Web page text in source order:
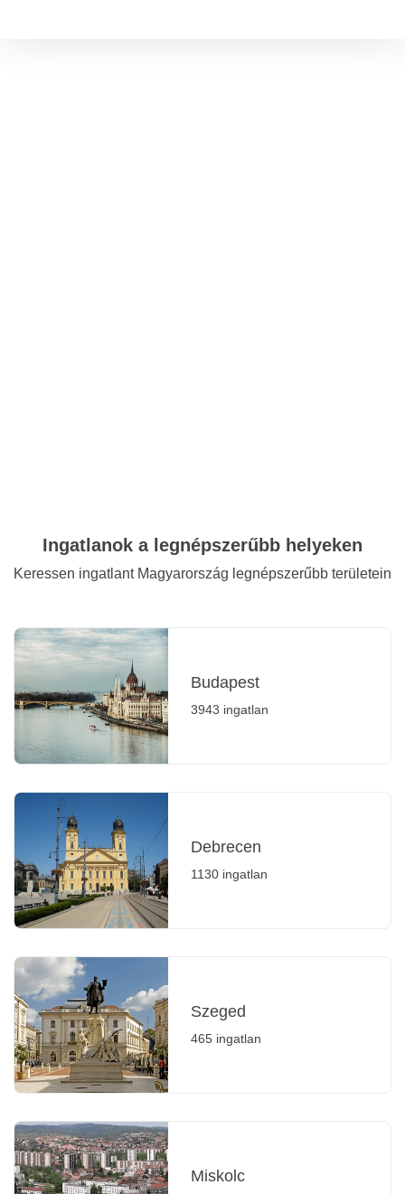
Ingatlanok a legnépszerűbb helyeken
Keressen ingatlant Magyarország legnépszerűbb területein
Budapest
3943 ingatlan
Debrecen
1130 ingatlan
Szeged
465 ingatlan
Miskolc